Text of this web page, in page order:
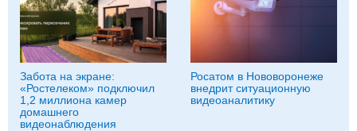
Забота на экране:
«Ростелеком» подключил
1,2 миллиона камер
домашнего
видеонаблюдения
Росатом в Нововоронеже
внедрит ситуационную
видеоаналитику